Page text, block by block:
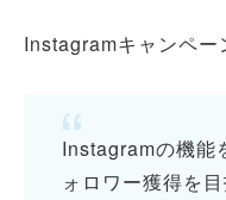
Instagramキャンペー
Instagramの機能
ォロワー獲得を